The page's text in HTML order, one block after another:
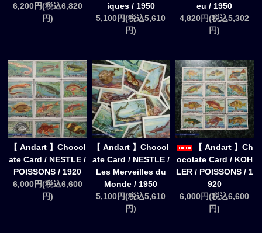
6,200円(税込6,820
円)
iques / 1950
5,100円(税込5,610
円)
eu / 1950
4,820円(税込5,302
円)
【 Andart 】Chocol
ate Card / NESTLE /
POISSONS / 1920
6,000円(税込6,600
円)
【 Andart 】Chocol
ate Card / NESTLE /
Les Merveilles du
Monde / 1950
5,100円(税込5,610
円)
【 Andart 】Ch
ocolate Card / KOH
LER / POISSONS / 1
920
6,000円(税込6,600
円)